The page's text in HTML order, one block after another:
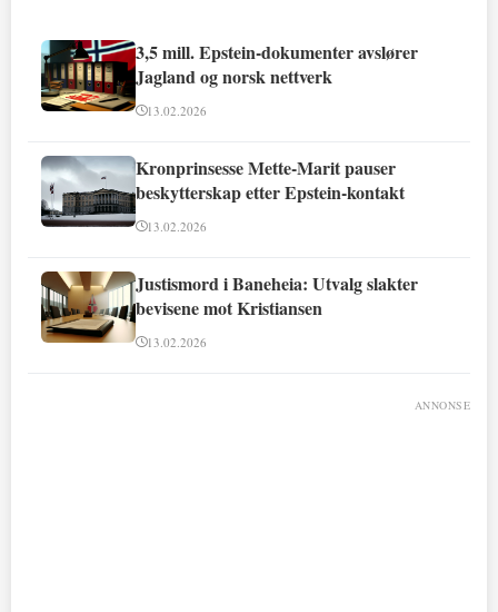
3,5 mill. Epstein-dokumenter avslører
Jagland og norsk nettverk
13.02.2026
Kronprinsesse Mette-Marit pauser
beskytterskap etter Epstein-kontakt
13.02.2026
Justismord i Baneheia: Utvalg slakter
bevisene mot Kristiansen
13.02.2026
ANNONSE